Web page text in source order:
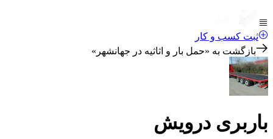
ثبت کسب و کار
بازگشت به «حمل بار و اثاثیه در جهانشهر »
باربری درویش